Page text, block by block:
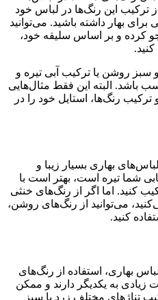
ترکیب این رنگ‌ها در لباس خود
برای بهار داشته باشید. می‌توانید
کرده و بر اساس سلیقه خود،
سبز روشن یا ترکیب آبی تیره و
باشد. البته این فقط مثال‌هایی
رنگ‌ها، استایل خود را در
بهاری بسیار زیبا و
شما تیره است، بهتر است با
کنید. اما اگر از رنگ‌های خنثی
می‌توانید از رنگ‌های روشن،
کنید.
بهاری، استفاده از رنگ‌های
به یکدیگر دارند و ممکن
تناژهای مختلف زرد یا سبز